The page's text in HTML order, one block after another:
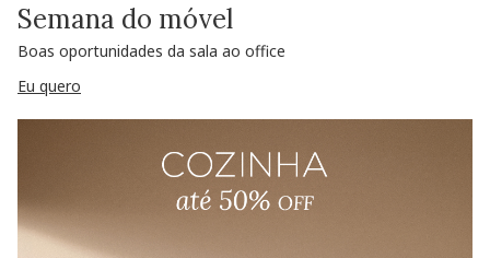
Semana do móvel
Boas oportunidades da sala ao office
Eu quero